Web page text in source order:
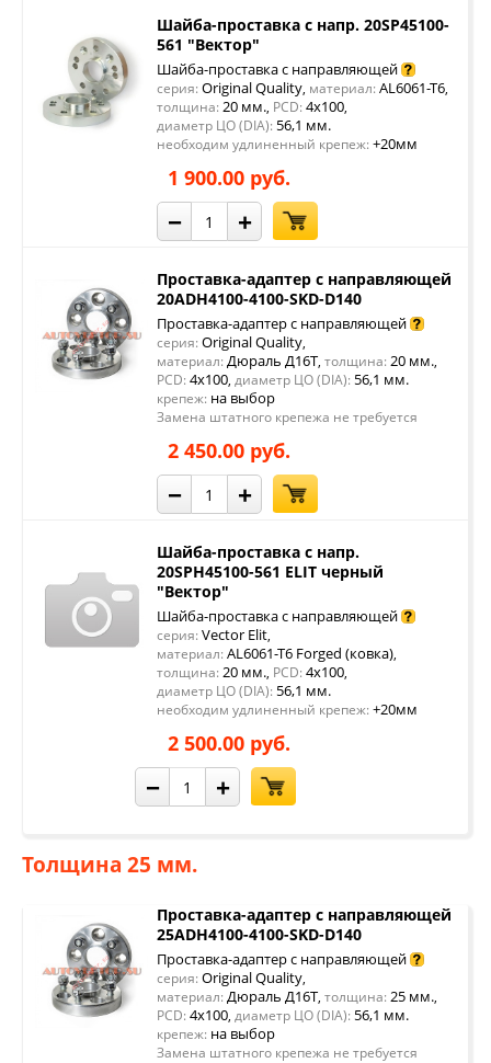
Шайба-проставка с напр. 20SP45100-
561 "Вектор"
Шайба-проставка с направляющей
серия: Original Quality, материал: AL6061-T6,
толщина: 20 мм., PCD: 4x100,
диаметр ЦО (DIA): 56,1 мм.
необходим удлиненный крепеж: +20мм
1 900.00 руб.
− +
Проставка-адаптер с направляющей
20ADH4100-4100-SKD-D140
Проставка-адаптер с направляющей
серия: Original Quality,
материал: Дюраль Д16Т, толщина: 20 мм.,
PCD: 4x100, диаметр ЦО (DIA): 56,1 мм.
крепеж: на выбор
Замена штатного крепежа не требуется
2 450.00 руб.
− +
Шайба-проставка с напр.
20SPH45100-561 ELIT черный
"Вектор"
Шайба-проставка с направляющей
серия: Vector Elit,
материал: AL6061-T6 Forged (ковка),
толщина: 20 мм., PCD: 4x100,
диаметр ЦО (DIA): 56,1 мм.
необходим удлиненный крепеж: +20мм
2 500.00 руб.
− +
Толщина 25 мм.
Проставка-адаптер с направляющей
25ADH4100-4100-SKD-D140
Проставка-адаптер с направляющей
серия: Original Quality,
материал: Дюраль Д16Т, толщина: 25 мм.,
PCD: 4x100, диаметр ЦО (DIA): 56,1 мм.
крепеж: на выбор
Замена штатного крепежа не требуется